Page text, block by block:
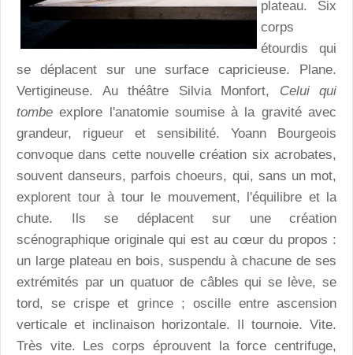
plateau. Six
corps
étourdis qui
se déplacent sur une surface capricieuse. Plane.
Vertigineuse. Au théâtre Silvia Monfort, Celui qui
tombe explore l'anatomie soumise à la gravité avec
grandeur, rigueur et sensibilité. Yoann Bourgeois
convoque dans cette nouvelle création six acrobates,
souvent danseurs, parfois choeurs, qui, sans un mot,
explorent tour à tour le mouvement, l'équilibre et la
chute. Ils se déplacent sur une création
scénographique originale qui est au cœur du propos :
un large plateau en bois, suspendu à chacune de ses
extrémités par un quatuor de câbles qui se lève, se
tord, se crispe et grince ; oscille entre ascension
verticale et inclinaison horizontale. Il tournoie. Vite.
Très vite. Les corps éprouvent la force centrifuge,